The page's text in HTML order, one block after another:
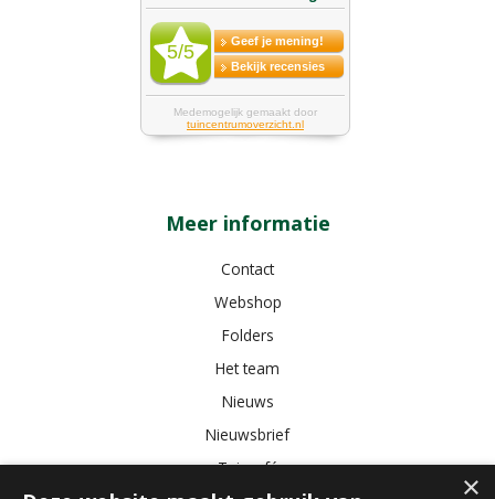
Meer informatie
Contact
Webshop
Folders
Het team
Nieuws
Nieuwsbrief
Tuincafé
×